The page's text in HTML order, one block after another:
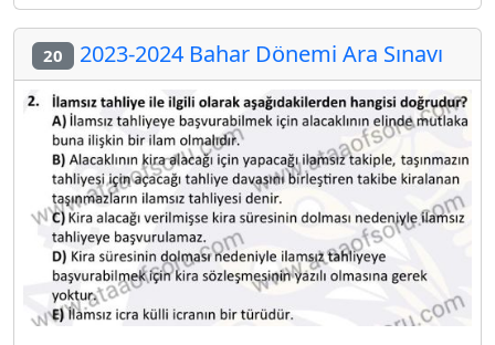
20 2023-2024 Bahar Dönemi Ara Sınavı